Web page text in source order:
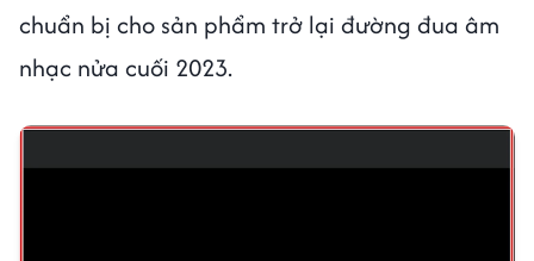
chuẩn bị cho sản phẩm trở lại đường đua âm
nhạc nửa cuối 2023.